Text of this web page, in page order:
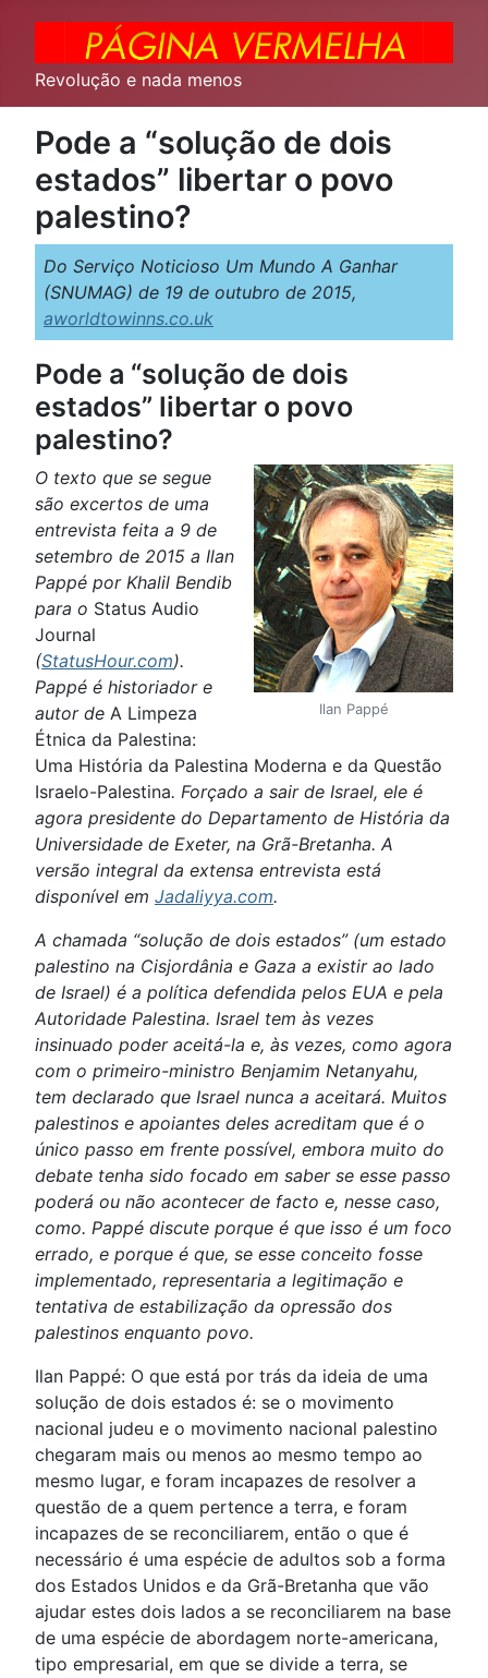
Revolução e nada menos
Pode a “solução de dois
estados” libertar o povo
palestino?
Do Serviço Noticioso Um Mundo A Ganhar
(SNUMAG) de 19 de outubro de 2015,
aworldtowinns.co.uk
Pode a “solução de dois
estados” libertar o povo
palestino?
Ilan Pappé
O texto que se segue
são excertos de uma
entrevista feita a 9 de
setembro de 2015 a Ilan
Pappé por Khalil Bendib
para o Status Audio
Journal
(StatusHour.com).
Pappé é historiador e
autor de A Limpeza
Étnica da Palestina:
Uma História da Palestina Moderna e da Questão
Israelo-Palestina. Forçado a sair de Israel, ele é
agora presidente do Departamento de História da
Universidade de Exeter, na Grã-Bretanha. A
versão integral da extensa entrevista está
disponível em Jadaliyya.com.
A chamada “solução de dois estados” (um estado
palestino na Cisjordânia e Gaza a existir ao lado
de Israel) é a política defendida pelos EUA e pela
Autoridade Palestina. Israel tem às vezes
insinuado poder aceitá-la e, às vezes, como agora
com o primeiro-ministro Benjamim Netanyahu,
tem declarado que Israel nunca a aceitará. Muitos
palestinos e apoiantes deles acreditam que é o
único passo em frente possível, embora muito do
debate tenha sido focado em saber se esse passo
poderá ou não acontecer de facto e, nesse caso,
como. Pappé discute porque é que isso é um foco
errado, e porque é que, se esse conceito fosse
implementado, representaria a legitimação e
tentativa de estabilização da opressão dos
palestinos enquanto povo.
Ilan Pappé: O que está por trás da ideia de uma
solução de dois estados é: se o movimento
nacional judeu e o movimento nacional palestino
chegaram mais ou menos ao mesmo tempo ao
mesmo lugar, e foram incapazes de resolver a
questão de a quem pertence a terra, e foram
incapazes de se reconciliarem, então o que é
necessário é uma espécie de adultos sob a forma
dos Estados Unidos e da Grã-Bretanha que vão
ajudar estes dois lados a se reconciliarem na base
de uma espécie de abordagem norte-americana,
tipo empresarial, em que se divide a terra, se